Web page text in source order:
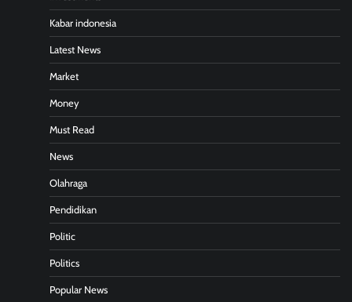
Kabar indonesia
Latest News
Market
Money
Must Read
News
Olahraga
Pendidikan
Politic
Politics
Popular News